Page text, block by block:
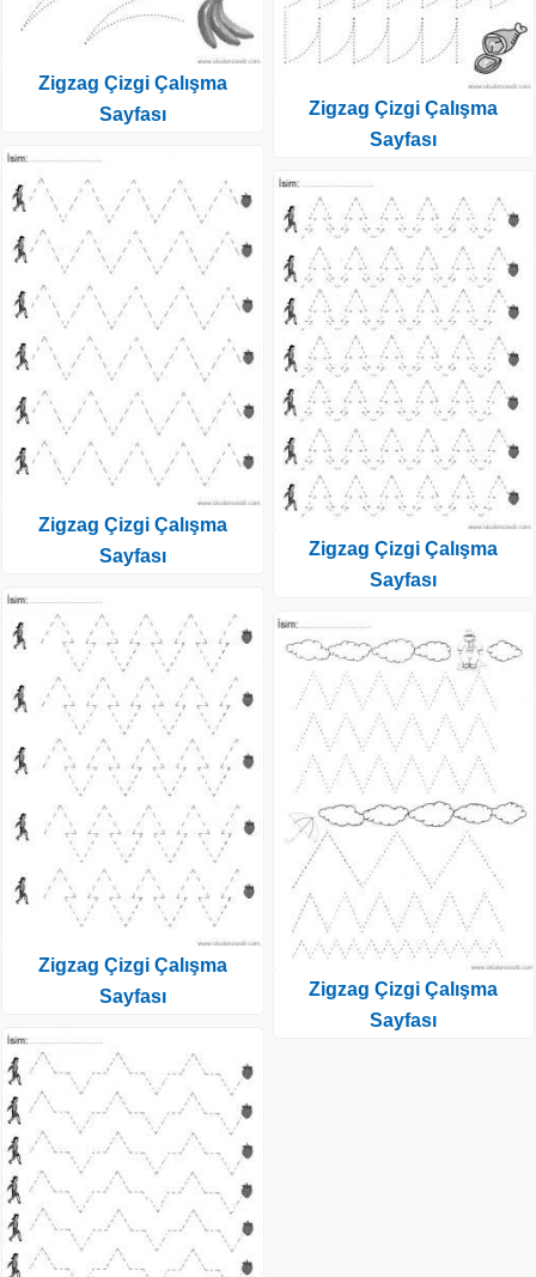
Zigzag Çizgi Çalışma
Sayfası
Zigzag Çizgi Çalışma
Sayfası
Zigzag Çizgi Çalışma
Sayfası
Zigzag Çizgi Çalışma
Sayfası
Zigzag Çizgi Çalışma
Sayfası
Zigzag Çizgi Çalışma
Sayfası